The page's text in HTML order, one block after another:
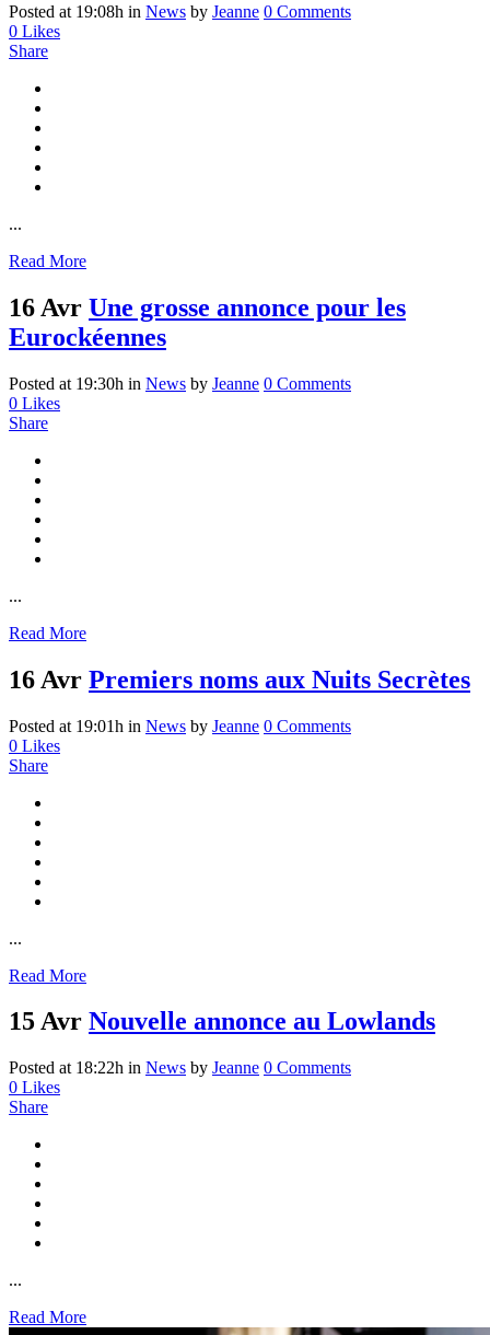
Posted at 19:08h in News by Jeanne 0 Comments
0 Likes
Share
...
Read More
16 Avr Une grosse annonce pour les
Eurockéennes
Posted at 19:30h in News by Jeanne 0 Comments
0 Likes
Share
...
Read More
16 Avr Premiers noms aux Nuits Secrètes
Posted at 19:01h in News by Jeanne 0 Comments
0 Likes
Share
...
Read More
15 Avr Nouvelle annonce au Lowlands
Posted at 18:22h in News by Jeanne 0 Comments
0 Likes
Share
...
Read More